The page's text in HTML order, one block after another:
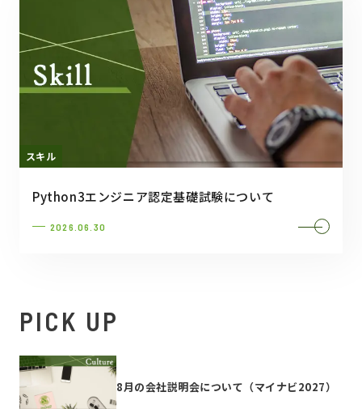
スキル
Python3エンジニア認定基礎試験について
2026.06.30
PICK UP
8月の会社説明会について（マイナビ2027）